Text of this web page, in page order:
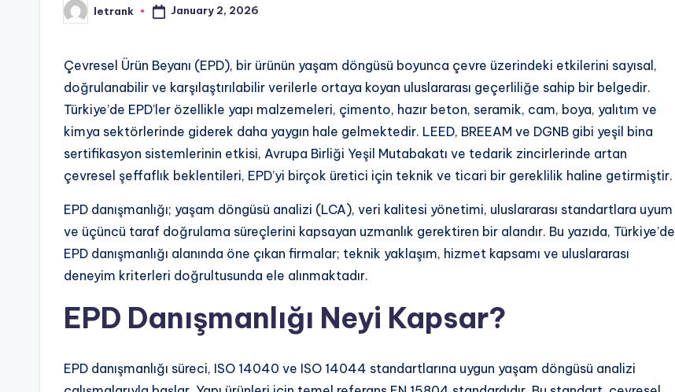
Posted
by
letrank January 2, 2026
Çevresel Ürün Beyanı (EPD), bir ürünün yaşam döngüsü boyunca çevre üzerindeki etkilerini sayısal,
doğrulanabilir ve karşılaştırılabilir verilerle ortaya koyan uluslararası geçerliliğe sahip bir belgedir.
Türkiye’de EPD’ler özellikle yapı malzemeleri, çimento, hazır beton, seramik, cam, boya, yalıtım ve
kimya sektörlerinde giderek daha yaygın hale gelmektedir. LEED, BREEAM ve DGNB gibi yeşil bina
sertifikasyon sistemlerinin etkisi, Avrupa Birliği Yeşil Mutabakatı ve tedarik zincirlerinde artan
çevresel şeffaflık beklentileri, EPD’yi birçok üretici için teknik ve ticari bir gereklilik haline getirmiştir.
EPD danışmanlığı; yaşam döngüsü analizi (LCA), veri kalitesi yönetimi, uluslararası standartlara uyum
ve üçüncü taraf doğrulama süreçlerini kapsayan uzmanlık gerektiren bir alandır. Bu yazıda, Türkiye’de
EPD danışmanlığı alanında öne çıkan firmalar; teknik yaklaşım, hizmet kapsamı ve uluslararası
deneyim kriterleri doğrultusunda ele alınmaktadır.
EPD Danışmanlığı Neyi Kapsar?
EPD danışmanlığı süreci, ISO 14040 ve ISO 14044 standartlarına uygun yaşam döngüsü analizi